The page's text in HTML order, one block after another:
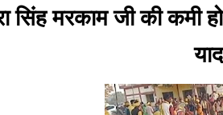
सिंह मरकाम जी की